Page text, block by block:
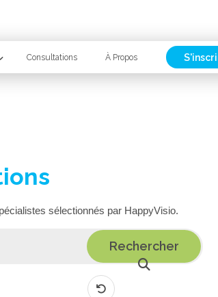
Consultations À Propos
sélectionnés par HappyVisio.
Rechercher